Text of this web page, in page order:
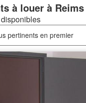
à louer à Reims
pertinents en premier